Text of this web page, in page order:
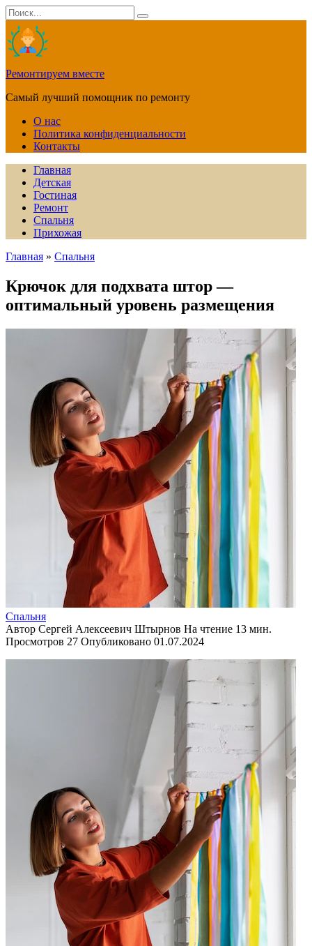
Перейти
к
содержанию
Search
for:
Ремонтируем вместе
Самый лучший помощник по ремонту
О нас
Политика конфиденциальности
Контакты
Главная
Детская
Гостиная
Ремонт
Спальня
Прихожая
Главная » Спальня
Крючок для подхвата штор —
оптимальный уровень размещения
Спальня
Автор Сергей Алексеевич Штырнов На чтение 13 мин.
Просмотров 27 Опубликовано 01.07.2024